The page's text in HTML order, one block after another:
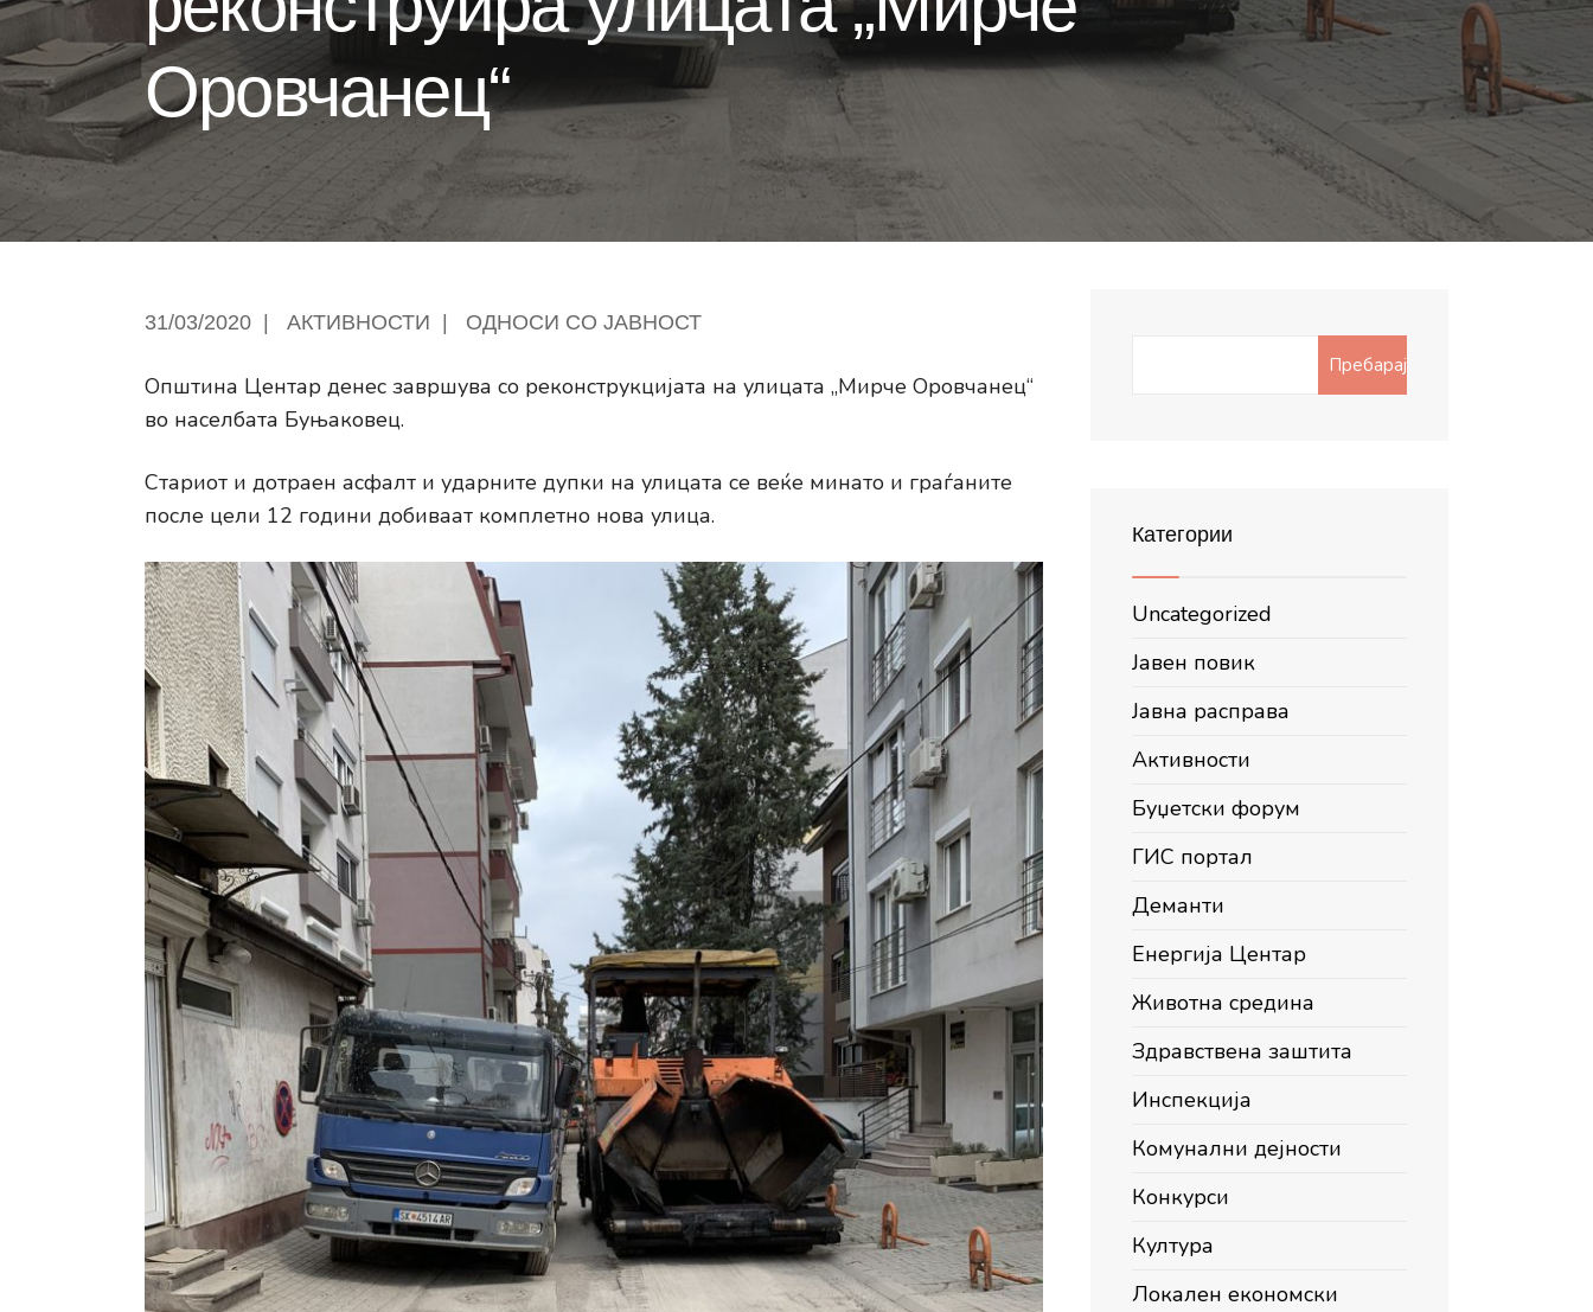
Оровчанец“
31/03/2020 АКТИВНОСТИ ОДНОСИ СО ЈАВНОСТ
Општина Центар денес завршува со реконструкцијата на улицата „Мирче Оровчанец“
во населбата Буњаковец.
Стариот и дотраен асфалт и ударните дупки на улицата се веќе минато и граѓаните
после цели 12 години добиваат комплетно нова улица.
Пребарај
Категории
Uncategorized
Јавен повик
Јавна расправа
Активности
Буџетски форум
ГИС портал
Деманти
Енергија Центар
Животна средина
Здравствена заштита
Инспекција
Комунални дејности
Конкурси
Култура
Локален економски